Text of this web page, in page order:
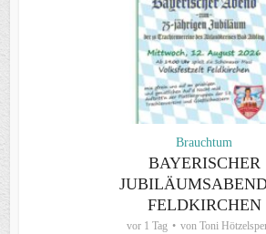
Brauchtum
BAYERISCHER
FELDKIRCHEN
vor 1 Tag von Toni